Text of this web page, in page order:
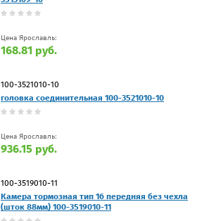
Цена Ярославль:
168.81 руб.
100-3521010-10
головка соединительная 100-3521010-10
Цена Ярославль:
936.15 руб.
100-3519010-11
Камера тормозная тип 16 передняя без чехла
(шток 88мм) 100-3519010-11